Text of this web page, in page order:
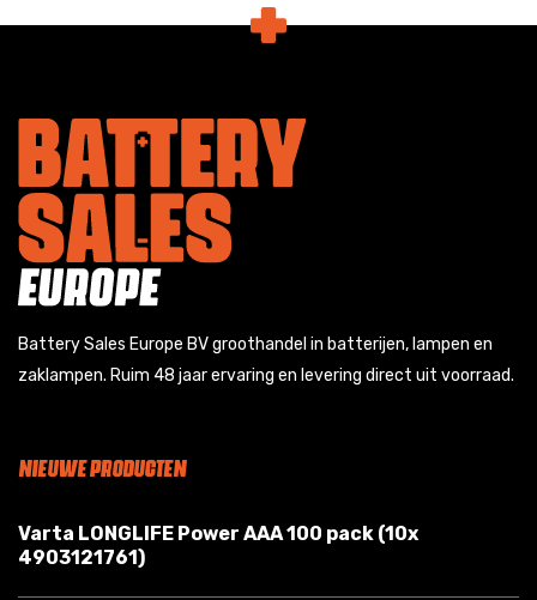
Battery Sales Europe BV groothandel in batterijen, lampen en
zaklampen. Ruim 48 jaar ervaring en levering direct uit voorraad.
NIEUWE PRODUCTEN
Varta LONGLIFE Power AAA 100 pack (10x
4903121761)